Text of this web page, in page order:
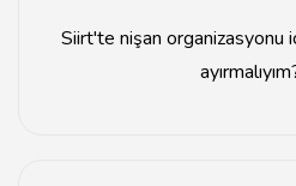
Siirt'te nişan organizasyonu